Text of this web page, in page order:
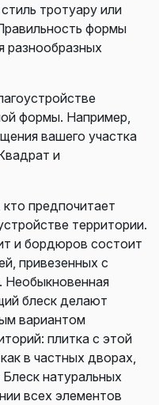
тротуару или
формы
разнообразных
формы. Например,
вашего участка
и
предпочитает
территории.
и бордюров состоит
привезенных с
Необыкновенная
блеск делают
вариантом
плитка с этой
в частных дворах,
натуральных
всех элементов